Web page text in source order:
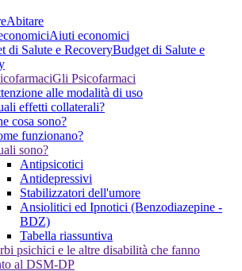
Abitare
Aiuti economici
Budget di Salute e
Gli Psicofarmaci
alle modalità di uso
effetti collaterali?
cosa sono?
funzionano?
sono?
Antipsicotici
Antidepressivi
Stabilizzatori dell'umore
Ansiolitici ed Ipnotici (Benzodiazepine -
BDZ)
Tabella riassuntiva